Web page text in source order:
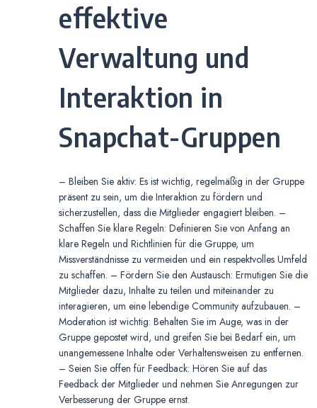
effektive
Verwaltung und
Interaktion in
Snapchat-Gruppen
– Bleiben Sie aktiv: Es ist wichtig, regelmäßig in der Gruppe
präsent zu sein, um die Interaktion zu fördern und
sicherzustellen, dass die Mitglieder engagiert bleiben. –
Schaffen Sie klare Regeln: Definieren Sie von Anfang an
klare Regeln und Richtlinien für die Gruppe, um
Missverständnisse zu vermeiden und ein respektvolles Umfeld
zu schaffen. – Fördern Sie den Austausch: Ermutigen Sie die
Mitglieder dazu, Inhalte zu teilen und miteinander zu
interagieren, um eine lebendige Community aufzubauen. –
Moderation ist wichtig: Behalten Sie im Auge, was in der
Gruppe gepostet wird, und greifen Sie bei Bedarf ein, um
unangemessene Inhalte oder Verhaltensweisen zu entfernen.
– Seien Sie offen für Feedback: Hören Sie auf das
Feedback der Mitglieder und nehmen Sie Anregungen zur
Verbesserung der Gruppe ernst.